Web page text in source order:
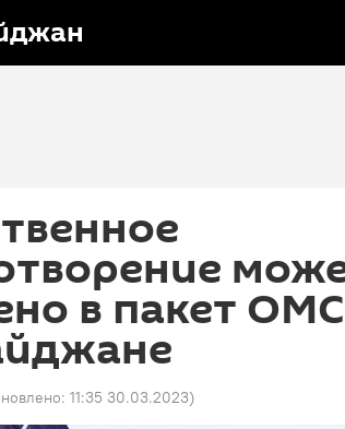
в пакет
11:35 30.03.2023)